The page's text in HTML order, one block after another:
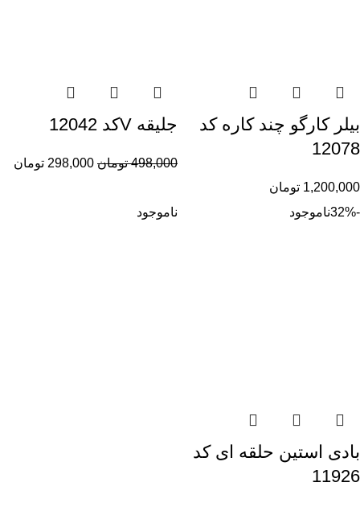
بیلر کارگو چند کاره کد
12078
1,200,000 تومان
جلیقه Vکد 12042
498,000 تومان 298,000 تومان
-32% ناموجود
بادی استین حلقه ای کد
11926
ناموجود